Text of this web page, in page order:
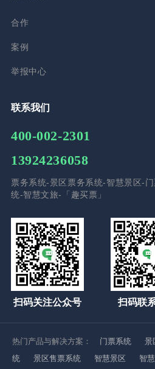
合作
案例
举报中心
联系我们
400-002-2301
13924236058
票务系统-景区票务系统-智慧景区-门
统-智慧文旅-「趣买票」
扫码关注公众号 扫码联
热门产品与解决方案： 门票系统 景
统
景区售票系统 智慧景区 智